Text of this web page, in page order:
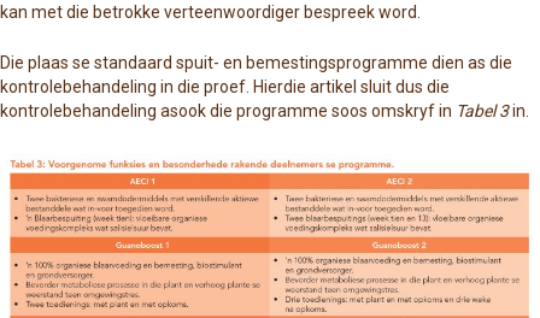
kan met die betrokke verteenwoordiger bespreek word.
Die plaas se standaard spuit- en bemestingsprogramme dien as die
kontrolebehandeling in die proef. Hierdie artikel sluit dus die
kontrolebehandeling asook die programme soos omskryf in Tabel 3in.